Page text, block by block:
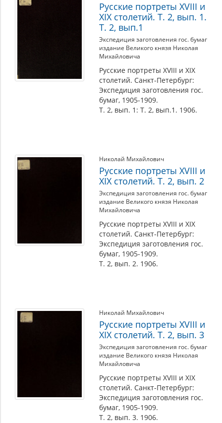
Русские портреты XVIII и
XIX столетий. Т. 2, вып. 1.
Т. 2, вып.1
Экспедиция заготовления гос. бумаг
издание Великого князя Николая
Михайловича
Русские портреты XVIII и XIX
столетий. Санкт-Петербург:
Экспедиция заготовления гос.
бумаг, 1905-1909.
Т. 2, вып. 1: Т. 2, вып.1. 1906.
Николай Михайлович
Русские портреты XVIII и
XIX столетий. Т. 2, вып. 2
Экспедиция заготовления гос. бумаг
издание Великого князя Николая
Михайловича
Русские портреты XVIII и XIX
столетий. Санкт-Петербург:
Экспедиция заготовления гос.
бумаг, 1905-1909.
Т. 2, вып. 2. 1906.
Николай Михайлович
Русские портреты XVIII и
XIX столетий. Т. 2, вып. 3
Экспедиция заготовления гос. бумаг
издание Великого князя Николая
Михайловича
Русские портреты XVIII и XIX
столетий. Санкт-Петербург:
Экспедиция заготовления гос.
бумаг, 1905-1909.
Т. 2, вып. 3. 1906.